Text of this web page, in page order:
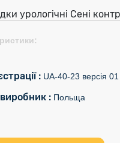
урологічні Сені
: UA-40-23 версія 01
: Польща